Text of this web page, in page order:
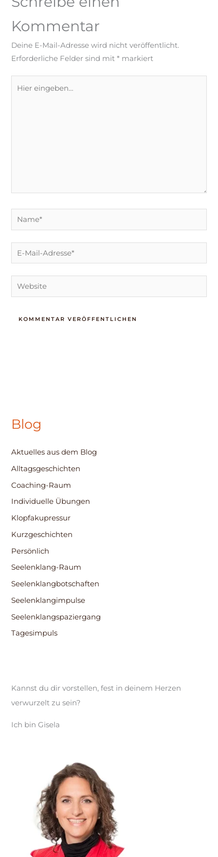
Kommentar
Deine E-Mail-Adresse wird nicht veröffentlicht.
Erforderliche Felder sind mit* markiert
eingeben…
Name*
E-
Mail-
Adresse*
Website
Blog
Aktuelles aus dem Blog
Alltagsgeschichten
Coaching-Raum
Individuelle Übungen
Klopfakupressur
Kurzgeschichten
Persönlich
Seelenklang-Raum
Seelenklangbotschaften
Seelenklangimpulse
Seelenklangspaziergang
Tagesimpuls
Kannst du dir vorstellen, fest in deinem Herzen
verwurzelt zu sein?
Ich bin Gisela